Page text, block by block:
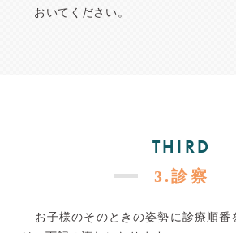
おいてください。
THIRD
3.診察
お子様のそのときの姿勢に診療順番